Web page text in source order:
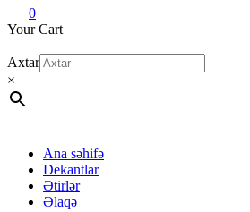
0
Your Cart
Axtar
×
Ana səhifə
Dekantlar
Ətirlər
Əlaqə